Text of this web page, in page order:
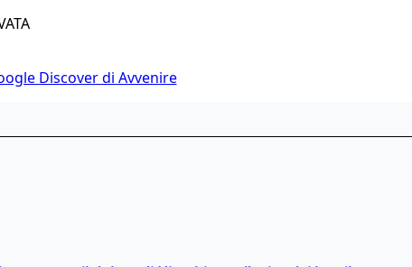
Discover di Avvenire